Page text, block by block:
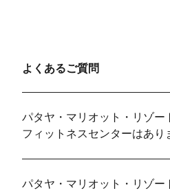
よくあるご質問
パタヤ・マリオット・リゾー
フィットネスセンターはあり
パタヤ・マリオット・リゾー